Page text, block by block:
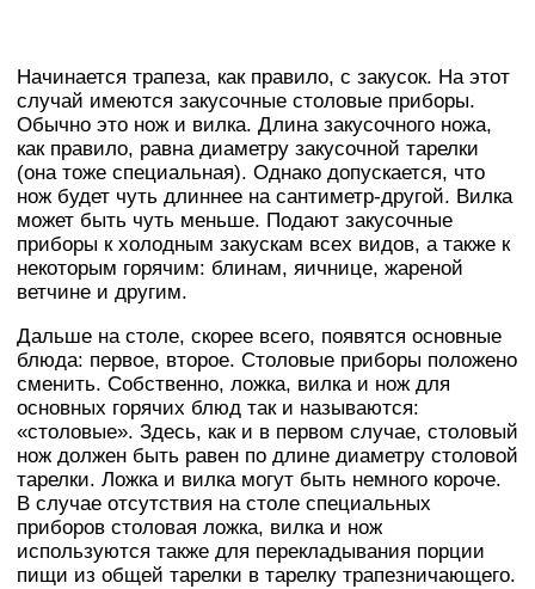
Начинается трапеза, как правило, с закусок. На этот
случай имеются закусочные столовые приборы.
Обычно это нож и вилка. Длина закусочного ножа,
как правило, равна диаметру закусочной тарелки
(она тоже специальная). Однако допускается, что
нож будет чуть длиннее на сантиметр-другой. Вилка
может быть чуть меньше. Подают закусочные
приборы к холодным закускам всех видов, а также к
некоторым горячим: блинам, яичнице, жареной
ветчине и другим.
Дальше на столе, скорее всего, появятся основные
блюда: первое, второе. Столовые приборы положено
сменить. Собственно, ложка, вилка и нож для
основных горячих блюд так и называются:
«столовые». Здесь, как и в первом случае, столовый
нож должен быть равен по длине диаметру столовой
тарелки. Ложка и вилка могут быть немного короче.
В случае отсутствия на столе специальных
приборов столовая ложка, вилка и нож
используются также для перекладывания порции
пищи из общей тарелки в тарелку трапезничающего.